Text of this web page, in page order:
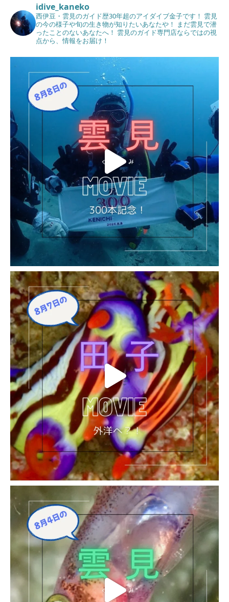
idive_kaneko
西伊豆・雲見のガイド歴30年超のアイダイブ金子です！ 雲見
の今の様子や旬の生き物が知りたいあなたや！ まだ雲見で潜
ったことのないあなたへ！ 雲見のガイド専門店ならではの視
点から、情報をお届け！